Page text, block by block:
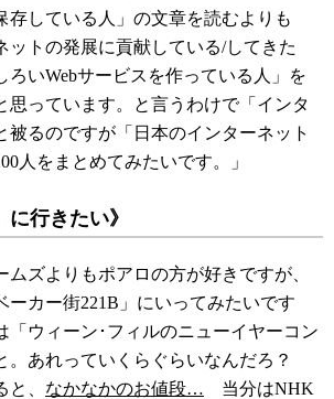
存している人」の文章を読むよりも
ットの発展に貢献している/してきた
ろいWebサービスを作っている人」を
思っています。と言うわけで「インタ
被るのですが「日本のインターネット
人をまとめてみたいです。」
に行きたい》
ズよりもポアロの方が好きですが、
ーカー街221B」にいってみたいです
「ウィーン･フィルのニューイヤーコン
。あれっていくらぐらいなんだろ？
、 なかなかのお値段… 当分はNHK